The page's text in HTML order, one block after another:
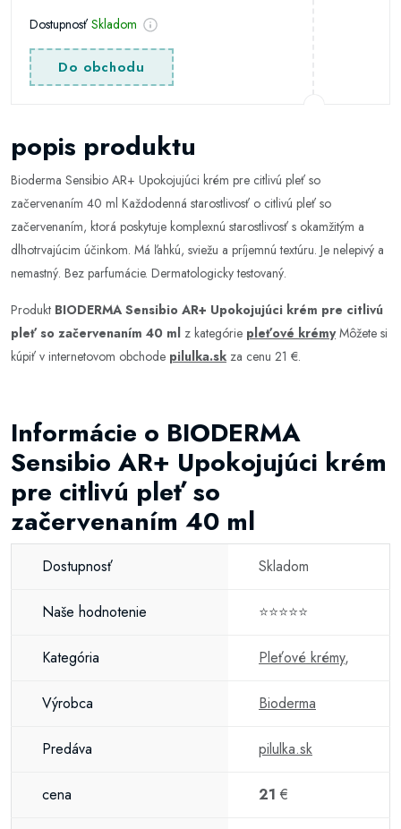
Dostupnosť Skladom
Do obchodu
popis produktu
Bioderma Sensibio AR+ Upokojujúci krém pre citlivú pleť so
začervenaním 40 ml Každodenná starostlivosť o citlivú pleť so
začervenaním, ktorá poskytuje komplexnú starostlivosť s okamžitým a
dlhotrvajúcim účinkom. Má ľahkú, sviežu a príjemnú textúru. Je nelepivý a
nemastný. Bez parfumácie. Dermatologicky testovaný.
Produkt BIODERMA Sensibio AR+ Upokojujúci krém pre citlivú
pleť so začervenaním 40 ml z kategórie pleťové krémyMôžete si
kúpiť v internetovom obchode pilulka.sk za cenu 21 €.
Informácie o BIODERMA
Sensibio AR+ Upokojujúci krém
pre citlivú pleť so
začervenaním 40 ml
Dostupnosť Skladom
Naše hodnotenie ⭐⭐⭐⭐⭐
Kategória Pleťové krémy,
Výrobca Bioderma
Predáva pilulka.sk
cena 21 €